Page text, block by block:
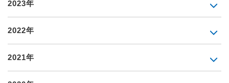
2023年
2022年
2021年